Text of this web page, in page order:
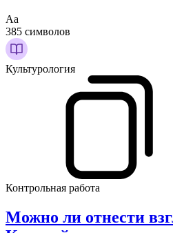
Аа
385 символов
Культурология
Контрольная работа
Можно ли отнести